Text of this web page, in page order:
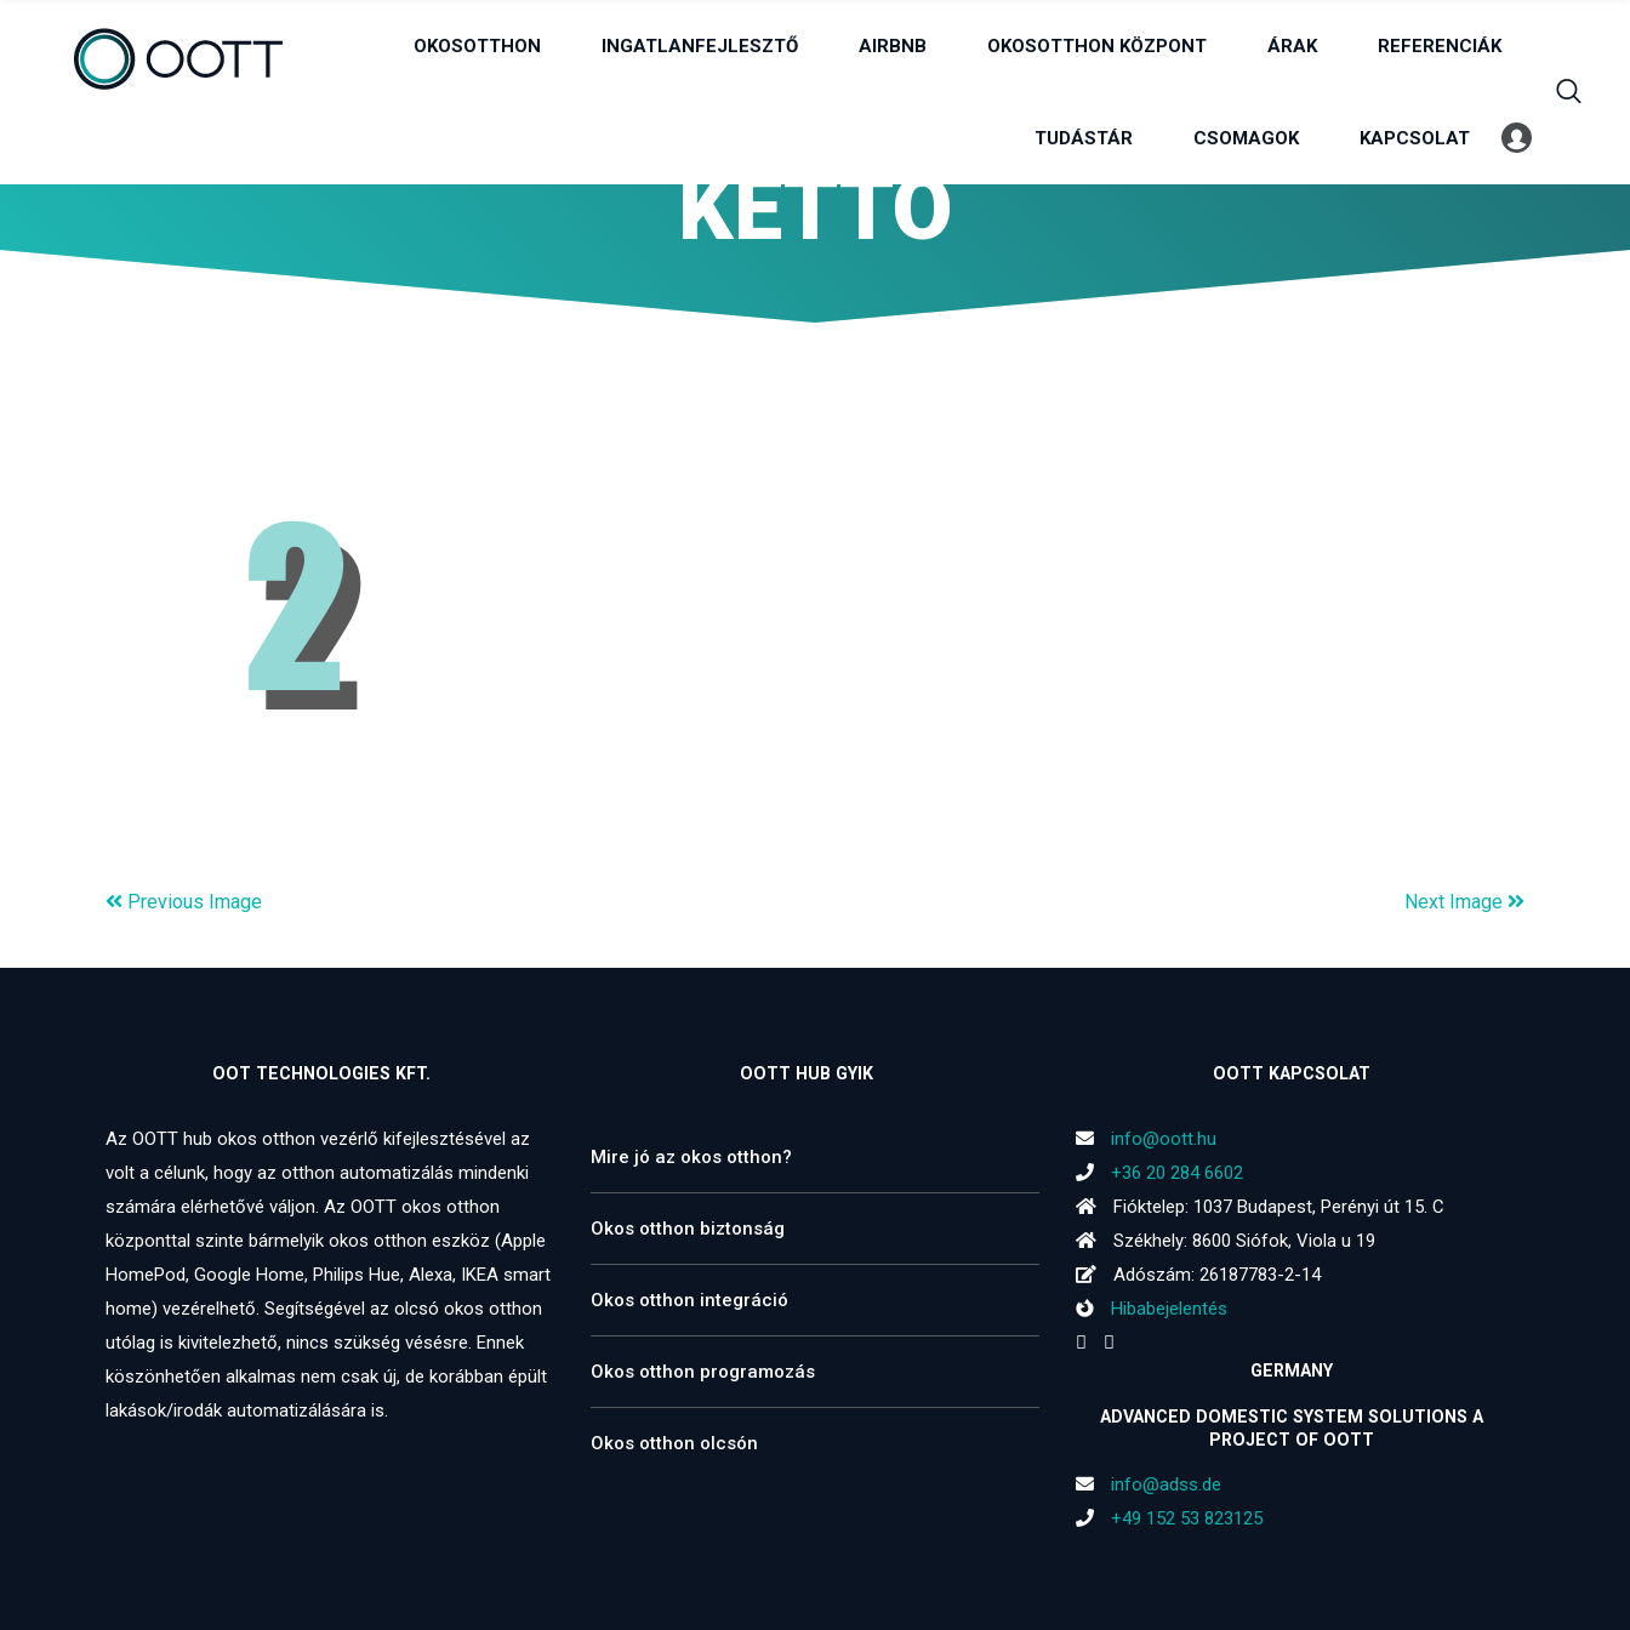
OKOSOTTHON INGATLANFEJLESZTŐ AIRBNB OKOSOTTHON KÖZPONT ÁRAK REFERENCIÁK
TUDÁSTÁR CSOMAGOK KAPCSOLAT Belépés
Profil
KETTO
Previous Image Next Image
OOT TECHNOLOGIES KFT.
Az OOTT hub okos otthon vezérlő kifejlesztésével az
volt a célunk, hogy az otthon automatizálás mindenki
számára elérhetővé váljon. Az OOTT okos otthon
központtal szinte bármelyik okos otthon eszköz (Apple
HomePod, Google Home, Philips Hue, Alexa, IKEA smart
home) vezérelhető. Segítségével az olcsó okos otthon
utólag is kivitelezhető, nincs szükség vésésre. Ennek
köszönhetően alkalmas nem csak új, de korábban épült
lakások/irodák automatizálására is.
OOTT HUB GYIK
Mire jó az okos otthon?
Okos otthon biztonság
Okos otthon integráció
Okos otthon programozás
Okos otthon olcsón
OOTT KAPCSOLAT
info@oott.hu
+36 20 284 6602
Fióktelep: 1037 Budapest, Perényi út 15. C
Székhely: 8600 Siófok, Viola u 19
Adószám: 26187783-2-14
Hibabejelentés
GERMANY
ADVANCED DOMESTIC SYSTEM SOLUTIONS A
PROJECT OF OOTT
info@adss.de
+49 152 53 823125